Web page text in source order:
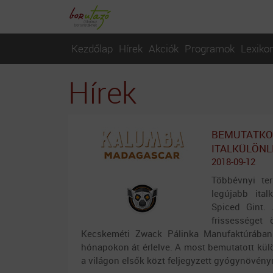
Kezdőlap Hírek Akciók Programok
Hírek
2018-09-12
Többévnyi
legújabb
Spiced
frissességet
Kecskeméti Zwack Pálinka
hónapokon át érlelve. A most bemutatott
a világon elsők közt feljegyzett